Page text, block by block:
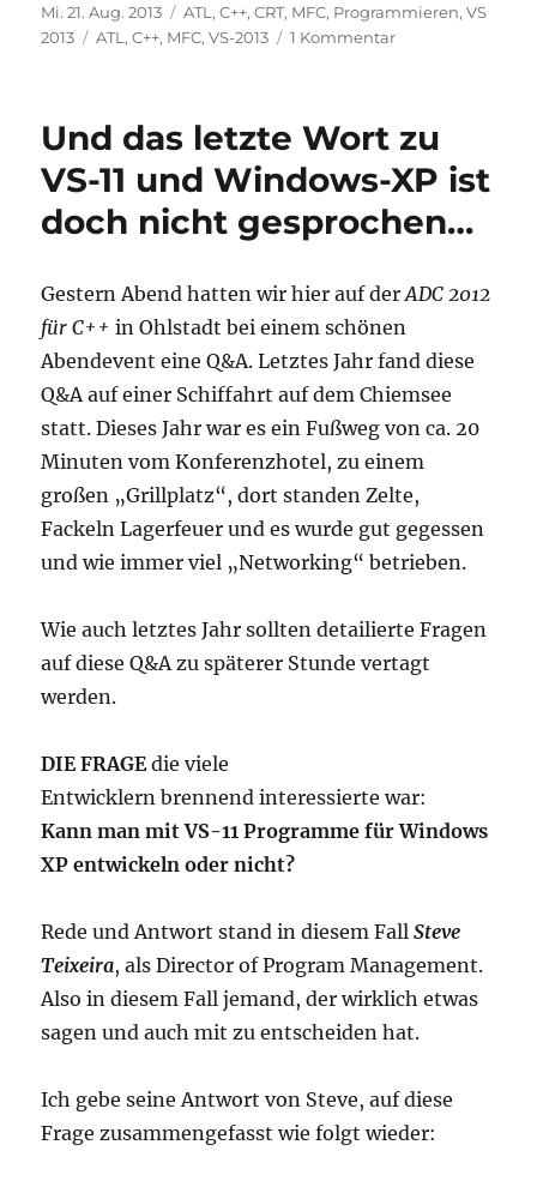
Veröffentlicht
am
Mi. 21. Aug. 2013 Kategorien
ATL ,C++,CRT, MFC, Programmieren,VS
2013
Schlagwörter
ATL ,C++, MFC,VS-2013 1 Kommentarzu
+
in
VS-
2013
Und das letzte Wort zu
VS-11 und Windows-XP ist
doch nicht gesprochen…
Gestern Abend hatten wir hier auf derADC 2012
für C++ in Ohlstadt bei einem schönen
Abendevent eine Q&A. Letztes Jahr fand diese
Q&A auf einer Schiffahrt auf dem Chiemsee
statt. Dieses Jahr war es ein Fußweg von ca. 20
Minuten vom Konferenzhotel, zu einem
großen „Grillplatz“, dort standen Zelte,
Fackeln Lagerfeuer und es wurde gut gegessen
und wie immer viel „Networking“ betrieben.
Wie auch letztes Jahr sollten detailierte Fragen
auf diese Q&A zu späterer Stunde vertagt
werden.
DIE FRAGEdie viele
Entwicklern brennend interessierte war:
Kann man mit VS-11 Programme für Windows
XP entwickeln oder nicht?
Rede und Antwort stand in diesem FallSteve
Teixeira, als Director of Program Management.
Also in diesem Fall jemand, der wirklich etwas
sagen und auch mit zu entscheiden hat.
Ich gebe seine Antwort von Steve, auf diese
Frage zusammengefasst wie folgt wieder: